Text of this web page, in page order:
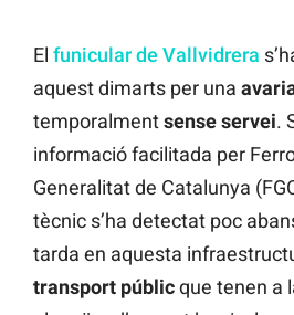
El funicular de Vallvidrera
aquest dimarts per una
temporalmentsenseservei.
informació facilitada per
Generalitat de Catalunya
tècnic s’ha detectat poc
tarda en aquesta
transport públicque tenen a